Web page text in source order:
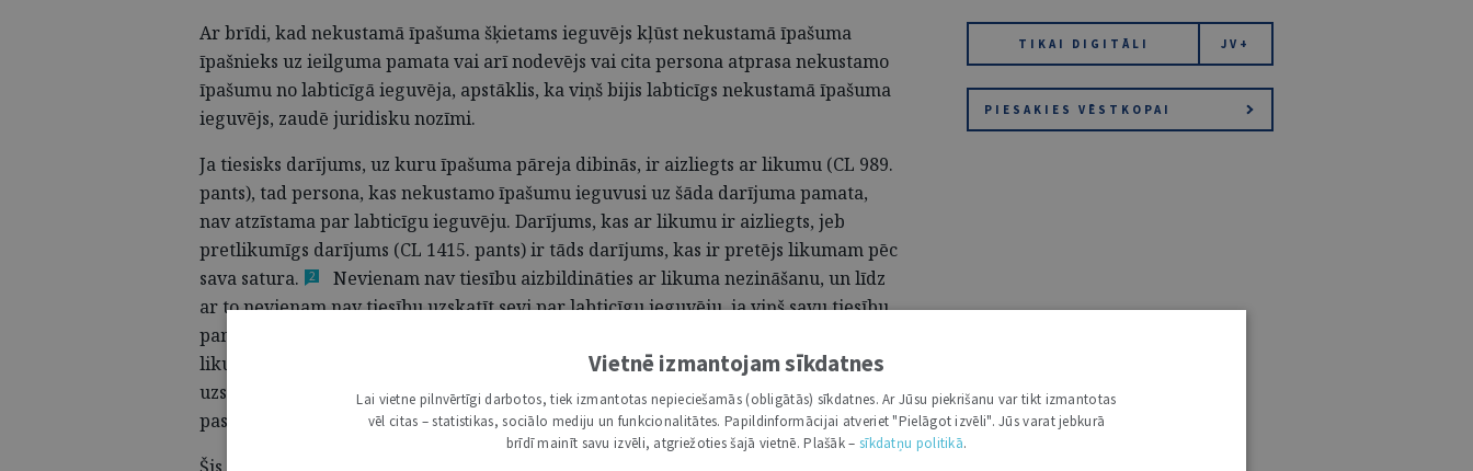
Ar brīdi, kad nekustamā īpašuma šķietams ieguvējs kļūst nekustamā īpašuma
īpašnieks uz ieilguma pamata vai arī nodevējs vai cita persona atprasa nekustamo
īpašumu no labticīgā ieguvēja, apstāklis, ka viņš bijis labticīgs nekustamā īpašuma
ieguvējs, zaudē juridisku nozīmi.
Ja tiesisks darījums, uz kuru īpašuma pāreja dibinās, ir aizliegts ar likumu (CL 989.
pants), tad persona, kas nekustamo īpašumu ieguvusi uz šāda darījuma pamata,
nav atzīstama par labticīgu ieguvēju. Darījums, kas ar likumu ir aizliegts, jeb
pretlikumīgs darījums (CL 1415. pants) ir tāds darījums, kas ir pretējs likumam pēc
sava satura. 2
Nevienam nav tiesību aizbildināties ar likuma nezināšanu, un līdz
ar to nevienam nav tiesību uzskatīt sevi par labticīgu ieguvēju, ja viņš savu tiesību
pamato ar šādu darījumu. Piemēram, nekustamā īpašuma nodošana pretēji
likumiskam aizliegumam nav spēkā (CL 1077. pants). Ieguvējam nav pamata
uzskatīt, ka viņš ieguvis nekustamo īpašumu, ja nodošana notikusi laikā, kad
pastāvējis atsavināšanas aizliegums. Šāds atsavinājums ir absolūti spēkā neesošs.
TIKAI DIGITĀLI JV+
PIESAKIES VĒSTKOPAI
Vietnē izmantojam sīkdatnes
Lai vietne pilnvērtīgi darbotos, tiek izmantotas nepieciešamās (obligātās) sīkdatnes. Ar Jūsu piekrišanu var tikt izmantotas
vēl citas – statistikas, sociālo mediju un funkcionalitātes. Papildinformācijai atveriet "Pielāgot izvēli". Jūs varat jebkurā
brīdī mainīt savu izvēli, atgriežoties šajā vietnē. Plašāk – sīkdatņu politikā.